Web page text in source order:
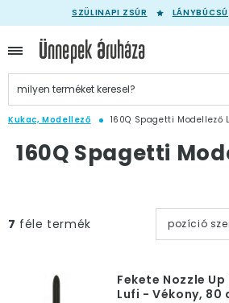
SZÜLINAPI ZSÚR LÁNYBÚCSÚ
Kukac, Modellező 160Q Spagetti Modellező
160Q Spagetti
7 féle termék pozíció
Fekete Nozzle
Lufi - Vékony, 80